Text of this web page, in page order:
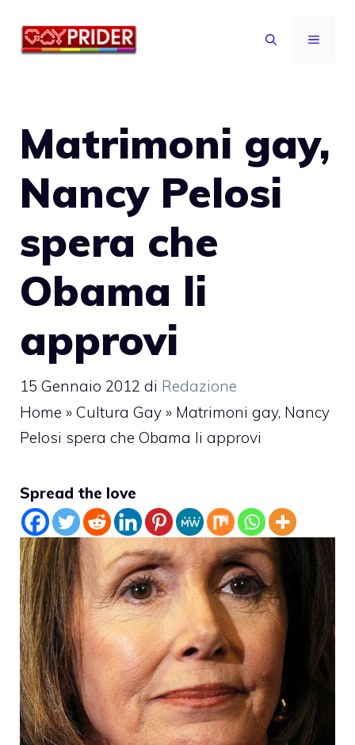
MENU
Matrimoni gay,
Nancy Pelosi
spera che
Obama li
approvi
15 Gennaio 2012 di Redazione
Home » Cultura Gay » Matrimoni gay, Nancy
Pelosi spera che Obama li approvi
Spread the love